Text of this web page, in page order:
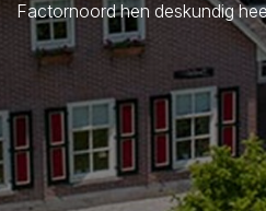
Factornoord hen deskundig